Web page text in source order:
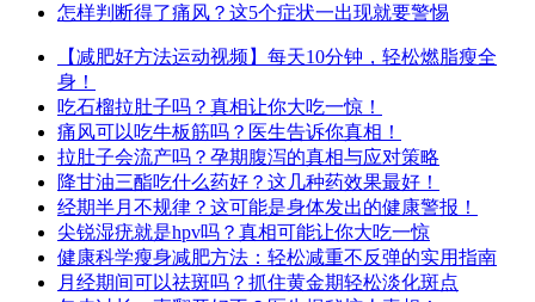
怎样判断得了痛风？这5个症状一出现就要警惕
【减肥好方法运动视频】每天10分钟，轻松燃脂瘦全
身！
吃石榴拉肚子吗？真相让你大吃一惊！
痛风可以吃牛板筋吗？医生告诉你真相！
拉肚子会流产吗？孕期腹泻的真相与应对策略
降甘油三酯吃什么药好？这几种药效果最好！
经期半月不规律？这可能是身体发出的健康警报！
尖锐湿疣就是hpv吗？真相可能让你大吃一惊
健康科学瘦身减肥方法：轻松减重不反弹的实用指南
月经期间可以祛斑吗？抓住黄金期轻松淡化斑点